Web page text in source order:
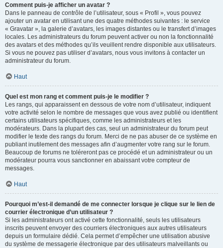
Comment puis-je afficher un avatar ?
Dans le panneau de contrôle de l’utilisateur, sous « Profil », vous pouvez
ajouter un avatar en utilisant une des quatre méthodes suivantes : le service
« Gravatar », la galerie d’avatars, les images distantes ou le transfert d’images
locales. Les administrateurs du forum peuvent activer ou non la fonctionnalité
des avatars et des méthodes qu’ils veuillent rendre disponible aux utilisateurs.
Si vous ne pouvez pas utiliser d’avatars, nous vous invitons à contacter un
administrateur du forum.
Haut
Quel est mon rang et comment puis-je le modifier ?
Les rangs, qui apparaissent en dessous de votre nom d’utilisateur, indiquent
votre activité selon le nombre de messages que vous avez publié ou identifient
certains utilisateurs spécifiques, comme les administrateurs et les
modérateurs. Dans la plupart des cas, seul un administrateur du forum peut
modifier le texte des rangs du forum. Merci de ne pas abuser de ce système en
publiant inutilement des messages afin d’augmenter votre rang sur le forum.
Beaucoup de forums ne toléreront pas ce procédé et un administrateur ou un
modérateur pourra vous sanctionner en abaissant votre compteur de
messages.
Haut
Pourquoi m’est-il demandé de me connecter lorsque je clique sur le lien de
courrier électronique d’un utilisateur ?
Si les administrateurs ont activé cette fonctionnalité, seuls les utilisateurs
inscrits peuvent envoyer des courriers électroniques aux autres utilisateurs
depuis un formulaire dédié. Cela permet d’empêcher une utilisation abusive
du système de messagerie électronique par des utilisateurs malveillants ou